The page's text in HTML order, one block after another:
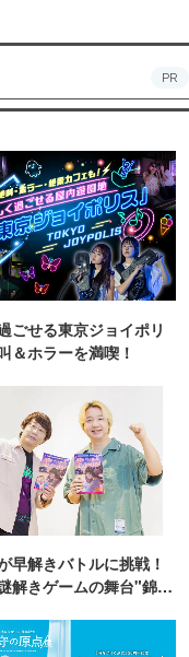
PR
ごせる東京ジョイポリ
＆ホラーを満喫！
早解きバトルに挑戦！
解きゲームの舞台"錦糸